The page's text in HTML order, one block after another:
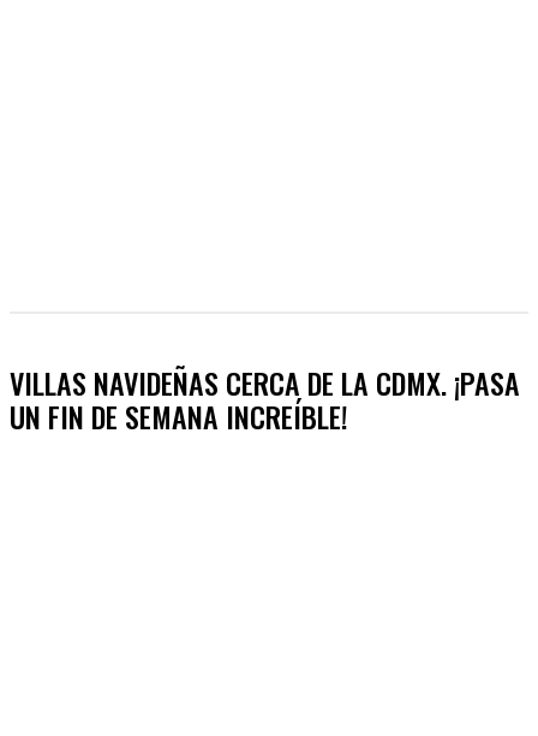
VILLAS NAVIDEÑAS CERCA DE LA CDMX. ¡PASA
UN FIN DE SEMANA INCREÍBLE!